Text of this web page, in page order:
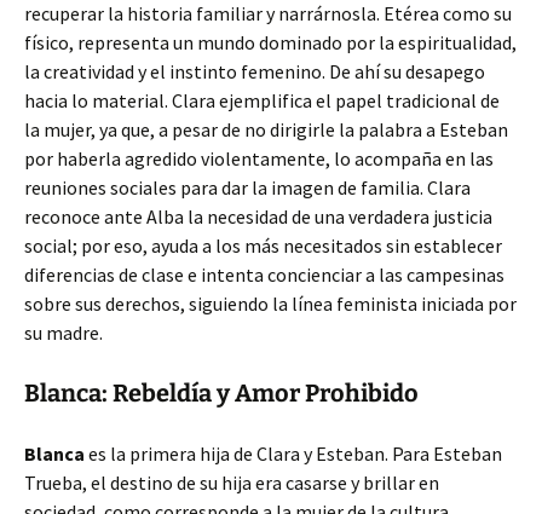
recuperar la historia familiar y narrárnosla. Etérea como su
físico, representa un mundo dominado por la espiritualidad,
la creatividad y el instinto femenino. De ahí su desapego
hacia lo material. Clara ejemplifica el papel tradicional de
la mujer, ya que, a pesar de no dirigirle la palabra a Esteban
por haberla agredido violentamente, lo acompaña en las
reuniones sociales para dar la imagen de familia. Clara
reconoce ante Alba la necesidad de una verdadera justicia
social; por eso, ayuda a los más necesitados sin establecer
diferencias de clase e intenta concienciar a las campesinas
sobre sus derechos, siguiendo la línea feminista iniciada por
su madre.
Blanca: Rebeldía y Amor Prohibido
Blanca es la primera hija de Clara y Esteban. Para Esteban
Trueba, el destino de su hija era casarse y brillar en